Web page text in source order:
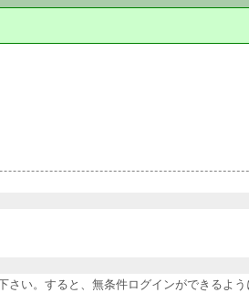
い。すると、無条件ログインができるよ